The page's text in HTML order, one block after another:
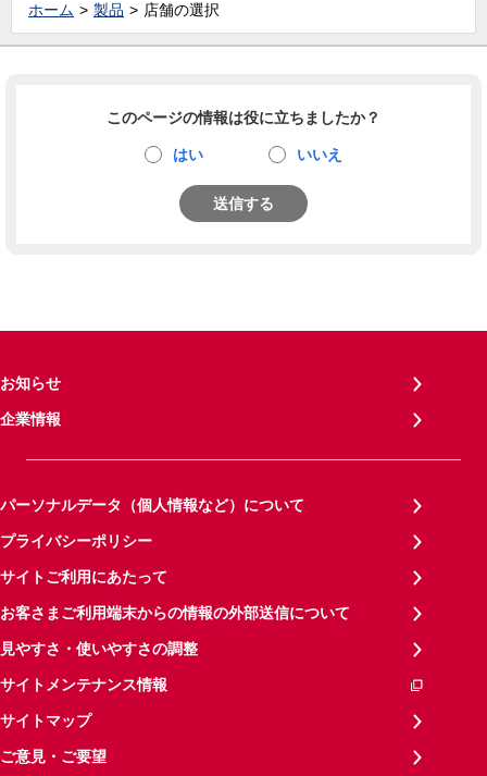
ホーム 製品 店舗の選択
このページの情報は役に立ちましたか？
はい いいえ
送信する
お知らせ
企業情報
パーソナルデータ（個人情報など）について
プライバシーポリシー
サイトご利用にあたって
お客さまご利用端末からの情報の外部送信について
見やすさ・使いやすさの調整
サイトメンテナンス情報
サイトマップ
ご意見・ご要望